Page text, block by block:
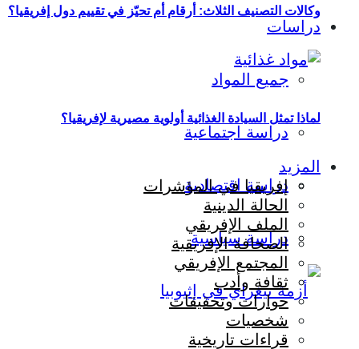
دراسات
جميع المواد
دراسة اجتماعية
دراسة اقتصادية
دراسة سياسية
وكالات التصنيف الثلاث: أرقام أم تحيّز في تقييم دول إفريقيا؟
لماذا تمثل السيادة الغذائية أولوية مصيرية لإفريقيا؟
المزيد
إفريقيا في المؤشرات
الحالة الدينية
الملف الإفريقي
الصحافة الإفريقية
المجتمع الإفريقي
ثقافة وأدب
حوارات وتحقيقات
شخصيات
قراءات تاريخية